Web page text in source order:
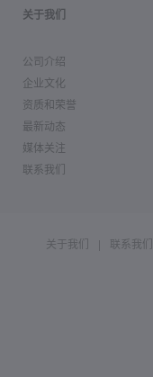
关于我们
公司介绍
企业文化
资质和荣誉
最新动态
媒体关注
联系我们
关于我们 | 联系我们